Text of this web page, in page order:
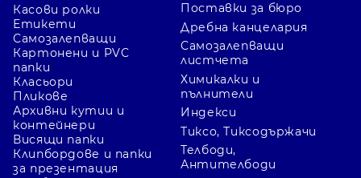
Касови ролки
Етикети
Самозалепващи
Картонени и PVC
папки
Класьори
Пликове
Архивни кутии и
контейнери
Висящи папки
Клипбордове и папки
за презентация
Поставки за бюро
Дребна канцелария
Самозалепващи
листчета
Химикалки и
пълнители
Индекси
Тиксо, Тиксодържачи
Телбоди,
Антителбоди